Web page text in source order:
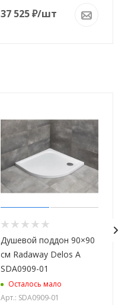
37 525₽/шт
Душевой поддон 90×90
см Radaway Delos A
SDA0909-01
Осталось мало
Арт.: SDA0909-01